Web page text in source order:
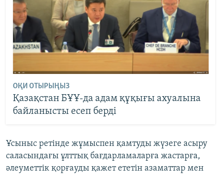
ОҚИ ОТЫРЫҢЫЗ
Қазақстан БҰҰ-да адам құқығы ахуалына
байланысты есеп берді
Ұсыныс ретінде жұмыспен қамтуды жүзеге асыру
саласындағы ұлттық бағдарламаларға жастарға,
әлеуметтік қорғауды қажет ететін азаматтар мен